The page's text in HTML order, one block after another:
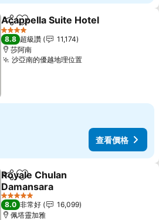
分享 加入我的最愛
Acappella Suite Hotel
4 星級
8.8 超級讚
11,174
莎阿南
沙亞南的優越地理位置
查看價格
分享 加入我的最愛
Royale Chulan
Damansara
5 星級
8.0 非常好
16,099
佩塔靈加雅